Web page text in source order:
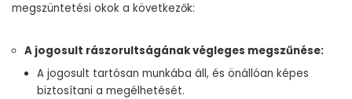
megszüntetési okok a következők:
A jogosult rászorultságának végleges megszűnése:
A jogosult tartósan munkába áll, és önállóan képes
biztosítani a megélhetését.